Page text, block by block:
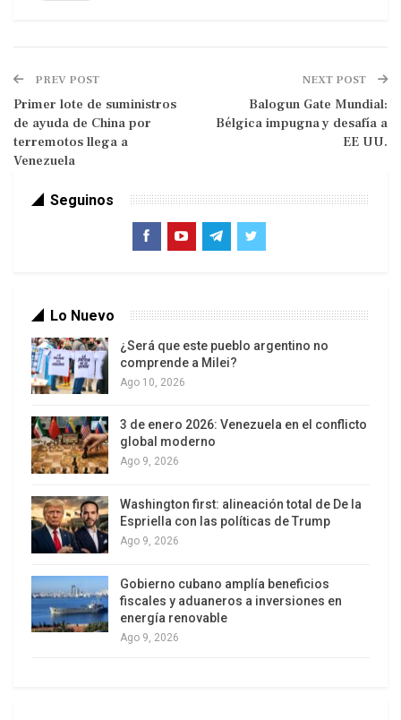
El balance oficial precisa que también hay 29.567
efectivos desplegados y 27.930 voluntarios en
las zonas afectadas, al tiempo que 4.338
labores de salvamento.
Venezuela resultó afectada de manera severa por
PREV POST
Primer lote de suministros
de ayuda de China por
terremotos llega a
Venezuela
NEXT POST
Balogun Gate Mundial:
Bélgica impugna y desafía a
EE UU.
Seguinos
Lo Nuevo
¿Será que este pueblo argentino no
comprende a Milei?
Ago 10, 2026
3 de enero 2026: Venezuela en el conflicto
global moderno
Ago 9, 2026
Washington first: alineación total de De la
Espriella con las políticas de Trump
Ago 9, 2026
Gobierno cubano amplía beneficios
fiscales y aduaneros a inversiones en
energía renovable
Ago 9, 2026